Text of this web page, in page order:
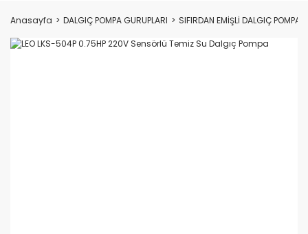
Anasayfa DALGIÇ POMPA GURUPLARI SIFIRDAN EMİŞLİ DALGIÇ